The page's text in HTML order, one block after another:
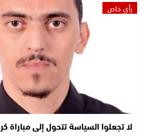
رأي خاص
لا تجعلوا السياسة تتحول إلى مباراة